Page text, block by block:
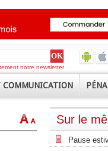
notre newsletter
Sur le
Pause